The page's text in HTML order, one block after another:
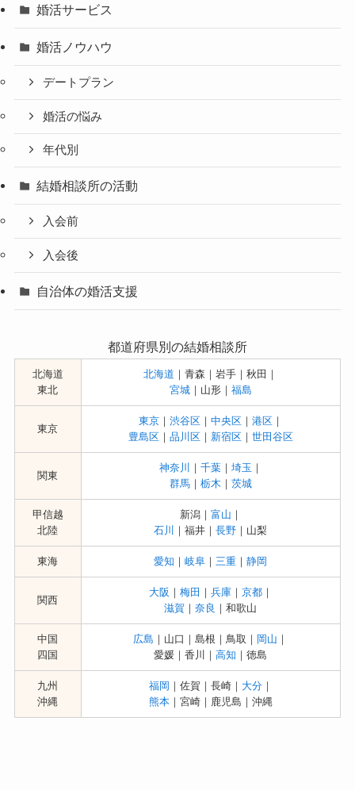
婚活サービス
婚活ノウハウ
デートプラン
婚活の悩み
年代別
結婚相談所の活動
入会前
入会後
自治体の婚活支援
都道府県別の結婚相談所
北海道
東北
北海道 ｜青森｜岩手｜秋田｜
宮城｜山形｜ 福島
東京
東京｜ 渋谷区｜ 中央区｜ 港区｜
豊島区｜ 品川区｜ 新宿区｜ 世田谷区
関東
神奈川 ｜ 千葉｜ 埼玉 ｜
群馬｜ 栃木 ｜ 茨城
甲信越
北陸
新潟｜ 富山 ｜
石川
｜福井｜長野 ｜山梨
東海 愛知 ｜岐阜 ｜三重 ｜静岡
関西
大阪 ｜ 梅田 ｜ 兵庫｜ 京都｜
滋賀 ｜奈良 ｜和歌山
中国
四国
広島 ｜山口｜島根｜鳥取｜ 岡山 ｜
愛媛｜香川｜高知 ｜徳島
九州
沖縄
福岡 ｜佐賀｜長崎｜ 大分｜
熊本｜宮崎｜鹿児島｜沖縄